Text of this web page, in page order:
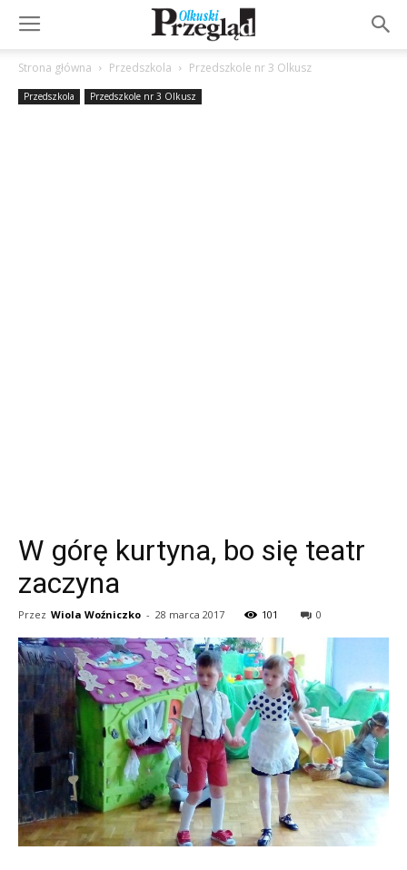
Strona główna Przedszkola Przedszkole nr 3 Olkusz
Przedszkola Przedszkole nr 3 Olkusz
W górę kurtyna, bo się teatr
zaczyna
Przez Wiola Woźniczko - 28 marca 2017 101 0